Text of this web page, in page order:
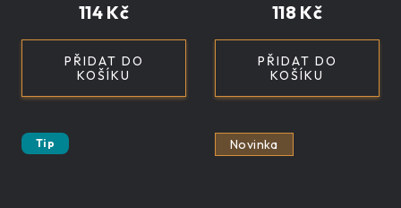
114 Kč
PŘIDAT DO
KOŠÍKU
118 Kč
PŘIDAT DO
KOŠÍKU
Tip Novinka